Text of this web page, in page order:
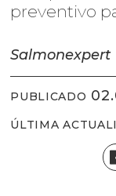
preventivo
Salmonexpert
PUBLICADO
ÚLTIMA